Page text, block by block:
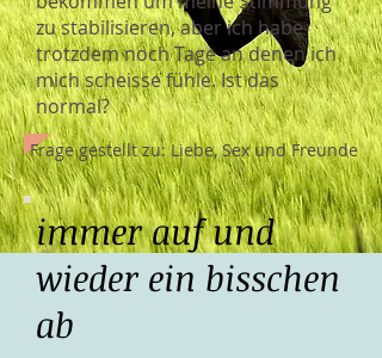
zu stabilisieren, aber ich habe
trotzdem noch Tage an denen ich
mich scheisse fühle. Ist das
normal?
Frage gestellt zu: Liebe, Sex und Freunde
immer auf und
wieder ein bisschen
ab